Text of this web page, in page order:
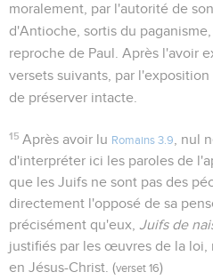
moralement, par l'autorité de
d'Antioche, sortis du paganisme,
reproche de Paul. Après l'avoir
versets suivants, par
de préserver intacte.
15 Après avoir lu Romains 3.9
, nul
d'interpréter ici les paroles de
que les Juifs ne sont pas des
directement l'opposé de sa
précisément qu'eux, Juifs de
justifiés par les œuvres de la loi,
en Jésus-Christ. (verset 16)